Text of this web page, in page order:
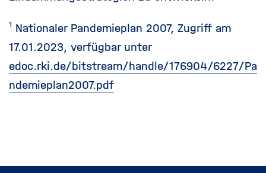
1 Nationaler Pandemieplan 2007, Zugriff am
17.01.2023, verfügbar unter
edoc.rki.de/bitstream/handle/176904/6227/Pa
ndemieplan2007.pdf